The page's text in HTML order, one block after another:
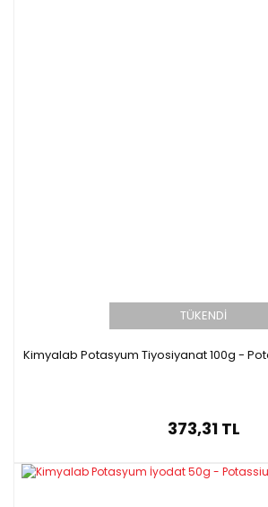
TÜKENDİ
Kimyalab Potasyum Tiyosiyanat 100g -
373,31 TL